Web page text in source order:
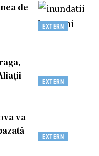
EXTERN
de
EXTERN
EXTERN
va